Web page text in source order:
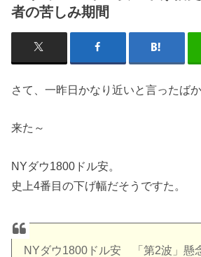
者の苦しみ期間
さて、一昨日かなり近いと言ったばか
来た～
NYダウ1800ドル安。
史上4番目の下げ幅だそうですた。
NYダウ1800ドル安 「第2波」懸